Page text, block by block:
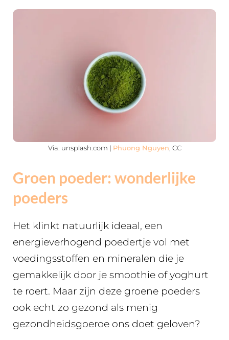
Via: unsplash.com | Phuong Nguyen , CC
Groen poeder: wonderlijke
poeders
Het klinkt natuurlijk ideaal, een
energieverhogend poedertje vol met
voedingsstoffen en mineralen die je
gemakkelijk door je smoothie of yoghurt
te roert. Maar zijn deze groene poeders
ook echt zo gezond als menig
gezondheidsgoeroe ons doet geloven?